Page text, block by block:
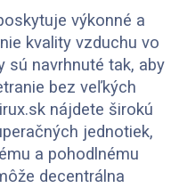
výkonné a
kvality vzduchu vo
navrhnuté tak, aby
bez veľkých
nájdete širokú
jednotiek,
a pohodlnému
decentrálna